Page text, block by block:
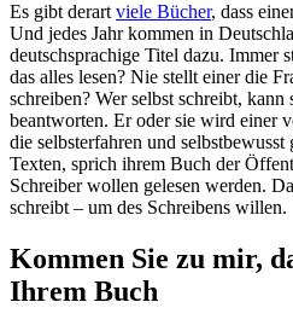
Es gibt derart viele Bücher, dass
Und jedes Jahr kommen in
deutschsprachige Titel dazu. Immer
das alles lesen? Nie stellt einer die
schreiben? Wer selbst schreibt, kann
beantworten. Er oder sie wird einer
die selbsterfahren und
Texten, sprich ihrem Buch der
Schreiber wollen gelesen werden.
schreibt – um des Schreibens willen.
Kommen Sie zu mir,
Ihrem Buch